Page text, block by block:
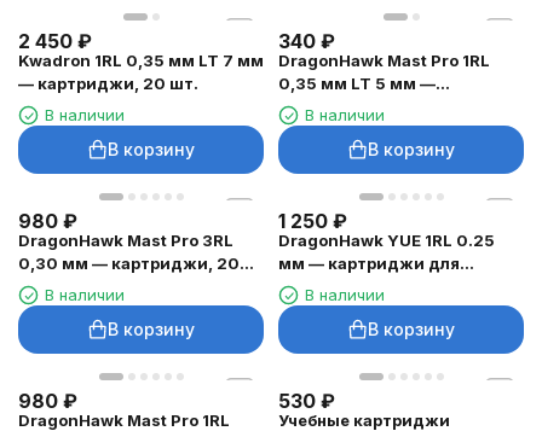
2 450 ₽
Kwadron 1RL 0,35 мм LT 7 мм
— картриджи, 20 шт.
В наличии
В корзину
340 ₽
DragonHawk Mast Pro 1RL
0,35 мм LT 5 мм —
картриджи, 20 шт.
В наличии
В корзину
980 ₽
DragonHawk Mast Pro 3RL
0,30 мм — картриджи, 20
шт.В наличии
В корзину
1 250 ₽
DragonHawk YUE 1RL 0.25
мм — картриджи для
микролиний
В наличии
В корзину
980 ₽
DragonHawk Mast Pro 1RL
530 ₽
Учебные картриджи